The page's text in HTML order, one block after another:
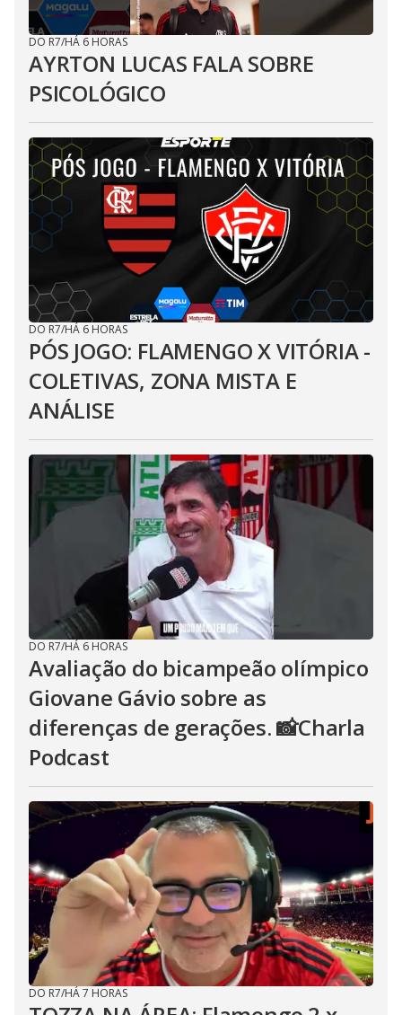
DO R7/HÁ 6 HORAS
AYRTON LUCAS FALA SOBRE
PSICOLÓGICO
DO R7/HÁ 6 HORAS
PÓS JOGO: FLAMENGO X VITÓRIA -
COLETIVAS, ZONA MISTA E
ANÁLISE
DO R7/HÁ 6 HORAS
Avaliação do bicampeão olímpico
Giovane Gávio sobre as
diferenças de gerações. 📸Charla
Podcast
DO R7/HÁ 7 HORAS